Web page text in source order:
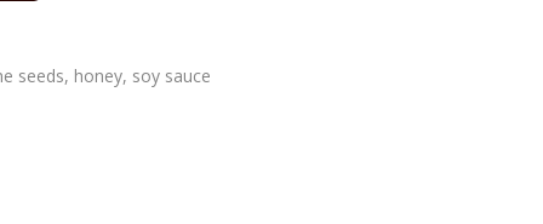
seeds, honey, soy sauce